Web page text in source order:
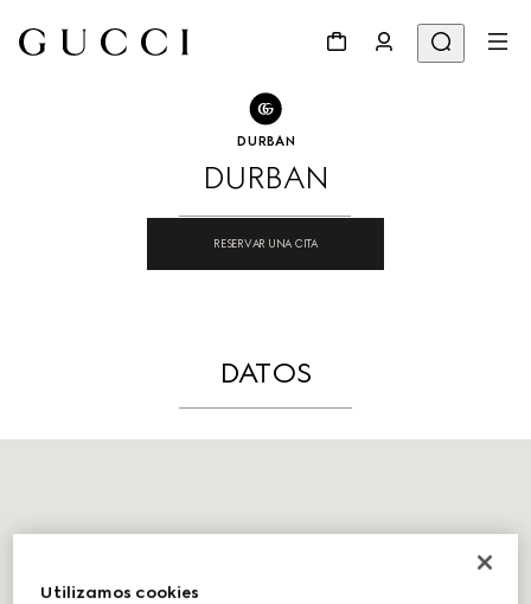
Compartir
DURBAN
DURBAN
RESERVAR UNA CITA
DATOS
Utilizamos cookies